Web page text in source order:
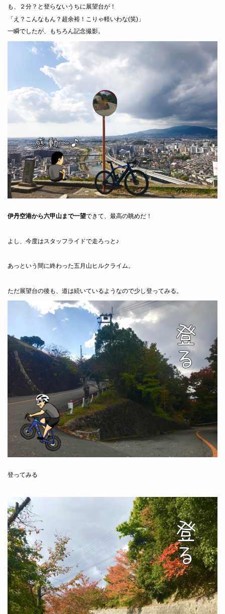
も、２分？と登らないうちに展望台が！
「え？こんなもん？超余裕！こりゃ軽いわな(笑)」
一瞬でしたが、もちろん記念撮影。
伊丹空港から六甲山まで一望できて、最高の眺めだ！
よし、今度はスタッフライドで走ろっと♪
あっという間に終わった五月山ヒルクライム。
ただ展望台の後も、道は続いているようなので少し登ってみる。
登ってみる